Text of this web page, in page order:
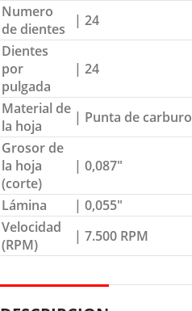
Numero
de dientes
| 24
Dientes
por
pulgada
| 24
Material de
la hoja
| Punta de carburo
Grosor de
la hoja
(corte)
| 0,087″
Lámina
| 0,055″
Velocidad
(RPM)
| 7.500 RPM